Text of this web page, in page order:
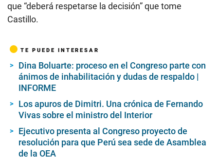
que “deberá respetarse la decisión” que tome
Castillo.
TE PUEDE INTERESAR
Dina Boluarte: proceso en el Congreso parte con
ánimos de inhabilitación y dudas de respaldo |
INFORME
Los apuros de Dimitri. Una crónica de Fernando
Vivas sobre el ministro del Interior
Ejecutivo presenta al Congreso proyecto de
resolución para que Perú sea sede de Asamblea
de la OEA